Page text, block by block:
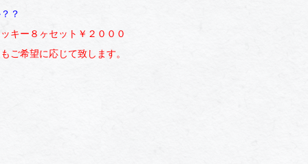
？
ー８ヶセット￥２０００
希望に応じて致します。